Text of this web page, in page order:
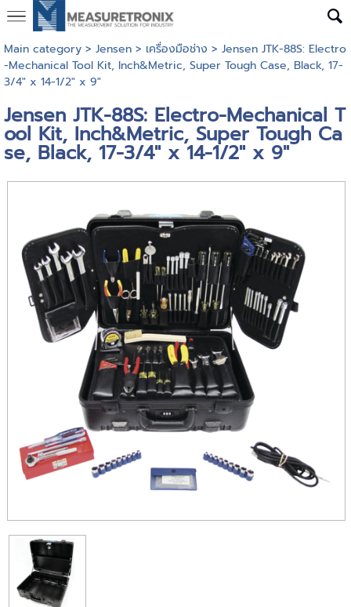
Main category> Jensen> เครื่องมือช่าง > Jensen JTK-88S: Electro
-Mechanical Tool Kit, Inch&Metric, Super Tough Case, Black, 17-
3/4" x 14-1/2" x 9"
Jensen JTK-88S: Electro-Mechanical T
ool Kit, Inch&Metric, Super Tough Ca
se, Black, 17-3/4" x 14-1/2" x 9"